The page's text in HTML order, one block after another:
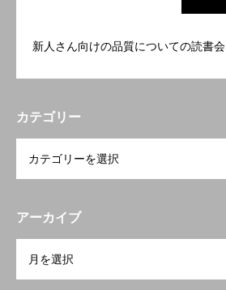
新人さん向けの品質についての読書会
カテゴリー
アーカイブ